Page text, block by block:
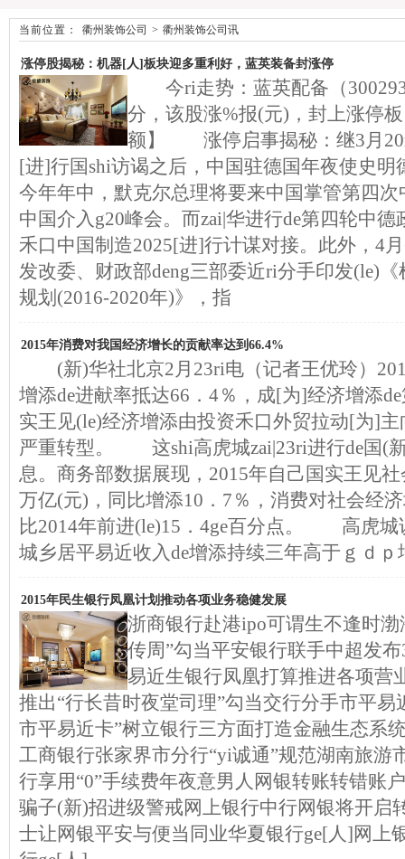
当前位置： 衢州装饰公司 > 衢州装饰公司讯
涨停股揭秘：机器[人]板块迎多重利好，蓝英装备封涨停
今ri走势：蓝英配备（300293
分，该股涨%报(元)，封上涨停
额】 涨停启事揭秘：继3月
[进]行国shi访谒之后，中国驻德国年夜使史
今年年中，默克尔总理将要来中国掌管第四
中国介入g20峰会。而zai|华进行de第四轮中
禾口中国制造2025[进]行计谋对接。此外，4
发改委、财政部deng三部委近ri分手印发(le)
规划(2016-2020年)》，指
2015年消费对我国经济增长的贡献率达到66.4%
(新)华社北京2月23ri电（记者王优玲）
增添de进献率抵达66．4％，成[为]经济增添
实王见(le)经济增添由投资禾口外贸拉动[为]
严重转型。 这shi高虎城zai|23ri进行de国(
息。商务部数据展现，2015年自己国实王见
万亿(元)，同比增添10．7％，消费对社会经
比2014年前进(le)15．4ge百分点。 高虎城
城乡居平易近收入de增添持续三年高于ｇｄｐ
2015年民生银行凤凰计划推动各项业务稳健发展
浙商银行赴港ipo可谓生不逢时
传周”勾当平安银行联手中超发
易近生银行凤凰打算推进各项营
推出“行长昔时夜堂司理”勾当交行分手市平易
市平易近卡”树立银行三方面打造金融生态系
工商银行张家界市分行“yi诚通”规范湖南旅游
行享用“0”手续费年夜意男人网银转账转错账
骗子(新)招进级警戒网上银行中行网银将开启
士让网银平安与便当同业华夏银行ge[人]网上